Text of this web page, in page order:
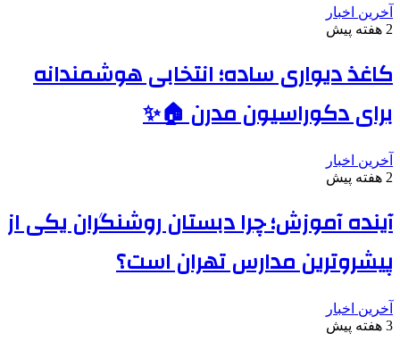
آخرین اخبار
2 هفته پیش
کاغذ دیواری ساده؛ انتخابی هوشمندانه
برای دکوراسیون مدرن 🏠✨
آخرین اخبار
2 هفته پیش
آینده آموزش؛ چرا دبستان روشنگران یکی از
پیشروترین مدارس تهران است؟
آخرین اخبار
3 هفته پیش